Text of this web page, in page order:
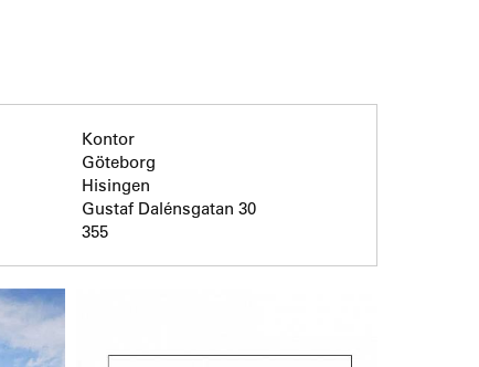
Kontor
Göteborg
Hisingen
Gustaf Dalénsgatan 30
355